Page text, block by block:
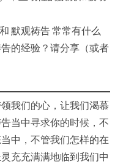
默观祷告 常常有什么
的经验？请分享（或者
我们的心，让我们渴慕
当中寻求你的时候，不
中，不管我们怎样的在
充充满满地临到我们中